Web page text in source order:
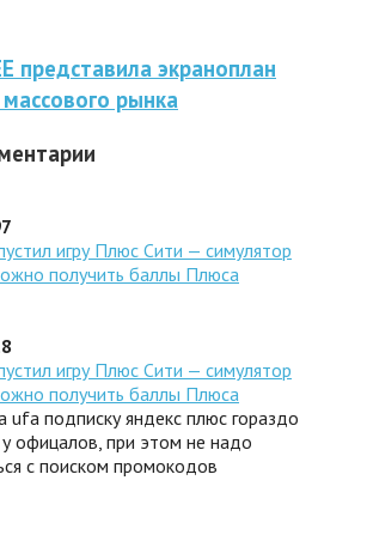
представила экраноплан
рынка
игру Плюс Сити — симулятор
получить баллы Плюса
игру Плюс Сити — симулятор
получить баллы Плюса
ufa подписку яндекс плюс гораздо
офицалов, при этом не надо
с поиском промокодов